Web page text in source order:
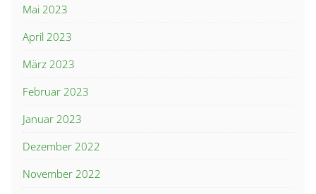
Mai 2023
April 2023
März 2023
Februar 2023
Januar 2023
Dezember 2022
November 2022